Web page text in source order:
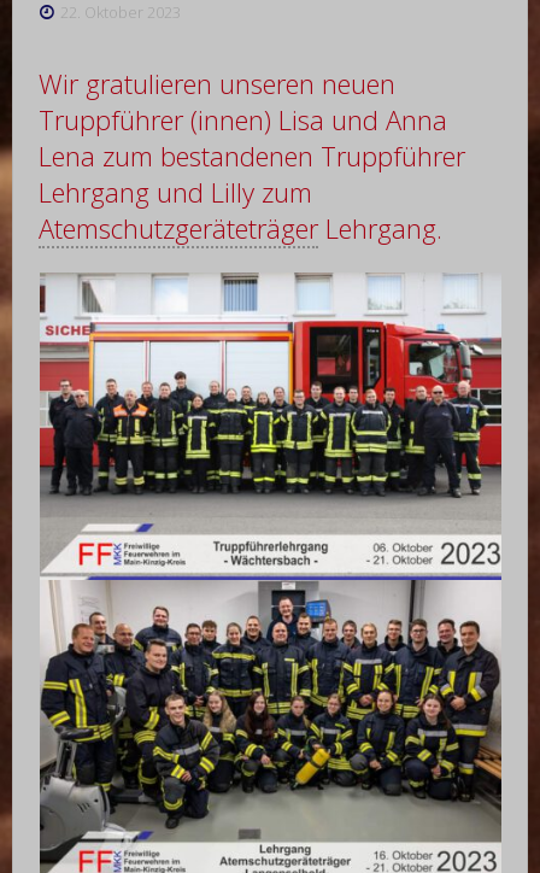
22. Oktober 2023
Wir gratulieren unseren neuen
Truppführer (innen) Lisa und Anna
Lena zum bestandenen Truppführer
Lehrgang und Lilly zum
Atemschutzgeräteträger Lehrgang.